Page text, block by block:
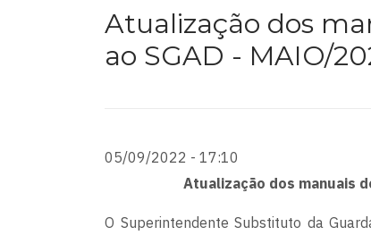
Atualização dos
ao SGAD - MAIO/
05/09/2022 - 17:10
Atualização dos manuais
O Superintendente Substituto da